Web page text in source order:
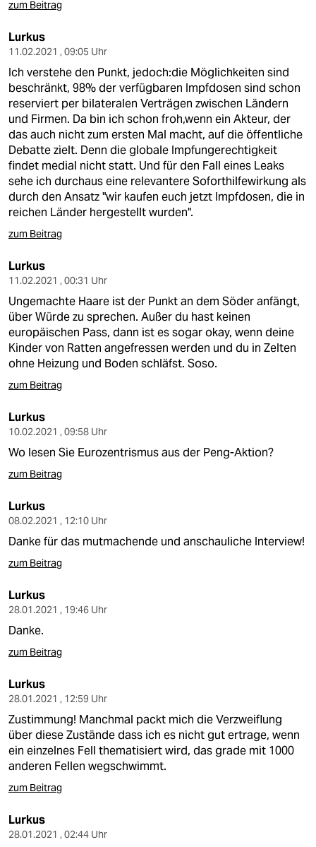
zum Beitrag
Lurkus
11.02.2021 , 09:05 Uhr
Ich verstehe den Punkt, jedoch:die Möglichkeiten sind
beschränkt, 98% der verfügbaren Impfdosen sind schon
reserviert per bilateralen Verträgen zwischen Ländern
und Firmen. Da bin ich schon froh,wenn ein Akteur, der
das auch nicht zum ersten Mal macht, auf die öffentliche
Debatte zielt. Denn die globale Impfungerechtigkeit
findet medial nicht statt. Und für den Fall eines Leaks
sehe ich durchaus eine relevantere Soforthilfewirkung als
durch den Ansatz "wir kaufen euch jetzt Impfdosen, die in
reichen Länder hergestellt wurden".
zum Beitrag
Lurkus
11.02.2021 , 00:31 Uhr
Ungemachte Haare ist der Punkt an dem Söder anfängt,
über Würde zu sprechen. Außer du hast keinen
europäischen Pass, dann ist es sogar okay, wenn deine
Kinder von Ratten angefressen werden und du in Zelten
ohne Heizung und Boden schläfst. Soso.
zum Beitrag
Lurkus
10.02.2021 , 09:58 Uhr
Wo lesen Sie Eurozentrismus aus der Peng-Aktion?
zum Beitrag
Lurkus
08.02.2021 , 12:10 Uhr
Danke für das mutmachende und anschauliche Interview!
zum Beitrag
Lurkus
28.01.2021 , 19:46 Uhr
Danke.
zum Beitrag
Lurkus
28.01.2021 , 12:59 Uhr
Zustimmung! Manchmal packt mich die Verzweiflung
über diese Zustände dass ich es nicht gut ertrage, wenn
ein einzelnes Fell thematisiert wird, das grade mit 1000
anderen Fellen wegschwimmt.
zum Beitrag
Lurkus
28.01.2021 , 02:44 Uhr